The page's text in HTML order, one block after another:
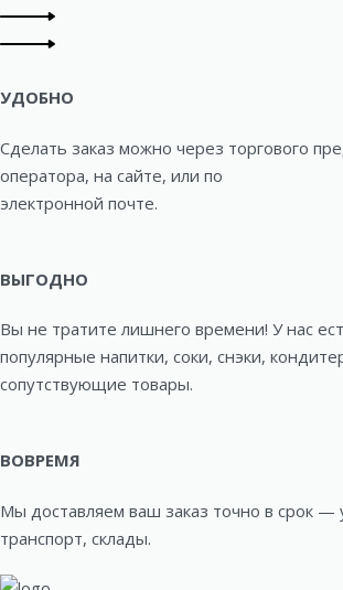
УДОБНО
Сделать заказ можно через торгового
оператора, на сайте, или по
электронной почте.
ВЫГОДНО
Вы не тратите лишнего времени! У нас
популярные напитки, соки, снэки,
сопутствующие товары.
ВОВРЕМЯ
Мы доставляем ваш заказ точно в срок —
транспорт, склады.